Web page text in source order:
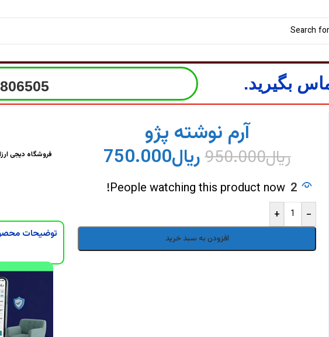
بگیرید.
آرم نوشته پژو
ریال950.000ریال750.000
2
People watching this product now!
-
+
افزودن به سبد خرید
فروشگاه دیجی
توضیحات